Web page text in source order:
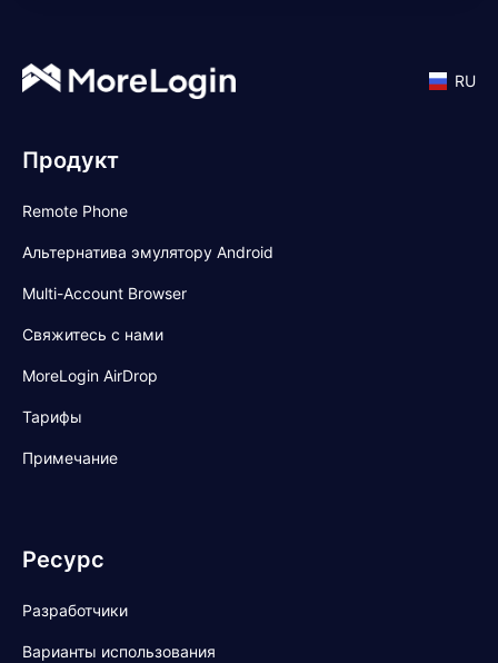
RU
Продукт
Remote Phone
Альтернатива эмулятору Android
Multi-Account Browser
Свяжитесь с нами
MoreLogin AirDrop
Тарифы
Примечание
Ресурс
Разработчики
Варианты использования